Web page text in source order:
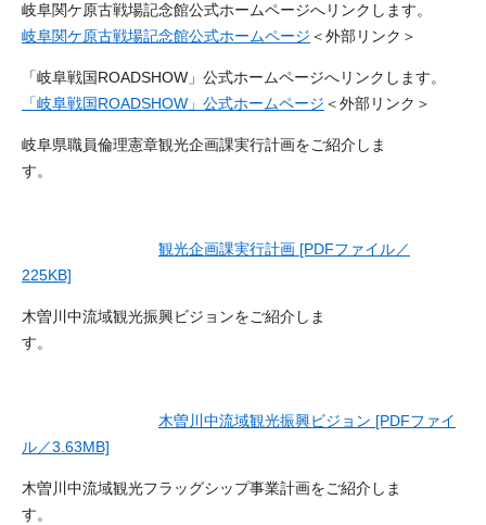
岐阜関ケ原古戦場記念館公式ホームページへリンクします。
岐阜関ケ原古戦場記念館公式ホームページ ＜外部リンク＞
「岐阜戦国ROADSHOW」公式ホームページへリンクします。
「岐阜戦国ROADSHOW」公式ホームページ ＜外部リンク＞
岐阜県職員倫理憲章観光企画課実行計画をご紹介しま
す。
観光企画課実行計画 [PDFファイル／
225KB]
木曽川中流域観光振興ビジョンをご紹介しま
す。
木曽川中流域観光振興ビジョン [PDFファイ
ル／3.63MB]
木曽川中流域観光フラッグシップ事業計画をご紹介しま
す。